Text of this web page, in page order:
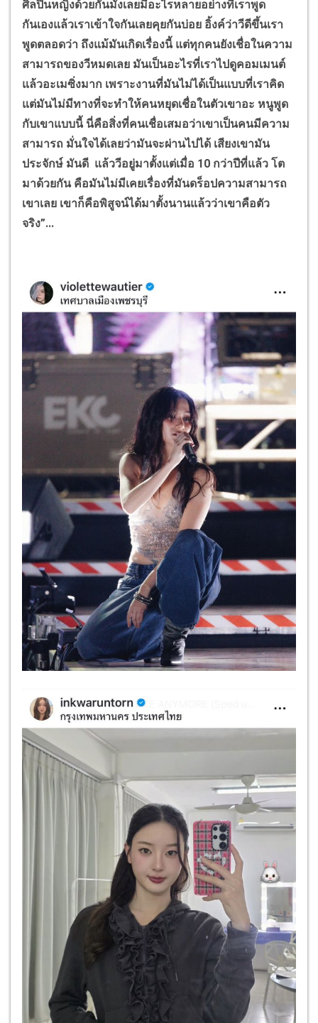
ศิลปินหญิงด้วยกันมั้งเลยมีอะไรหลายอย่างที่เราพูด
กันเองแล้วเราเข้าใจกันเลยคุยกันบ่อย อิ้งค์ว่าวีดีขึ้นเรา
พูดตลอดว่า ถึงแม้มันเกิดเรื่องนี้ แต่ทุกคนยังเชื่อในความ
สามารถของวีหมดเลย มันเป็นอะไรที่เราไปดูคอมเมนต์
แล้วอะเมซิ่งมาก เพราะงานที่มันไม่ได้เป็นแบบที่เราคิด
แต่มันไม่มีทางที่จะทำให้คนหยุดเชื่อในตัวเขาอะ หนูพูด
กับเขาแบบนี้ นี่คือสิ่งที่คนเชื่อเสมอว่าเขาเป็นคนมีความ
สามารถ มั่นใจได้เลยว่ามันจะผ่านไปได้ เสียงเขามัน
ประจักษ์ มันดี แล้ววีอยู่มาตั้งแต่เมื่อ 10 กว่าปีที่แล้ว โต
มาด้วยกัน คือมันไม่มีเคยเรื่องที่มันดร็อปความสามารถ
เขาเลย เขาก็คือพิสูจน์ได้มาตั้งนานแล้วว่าเขาคือตัว
จริง”...